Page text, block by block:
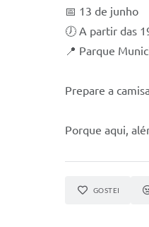
📅 13 de junho
🕖 A partir das
📍 Parque
Prepare a
Porque aqui,
GOSTEI